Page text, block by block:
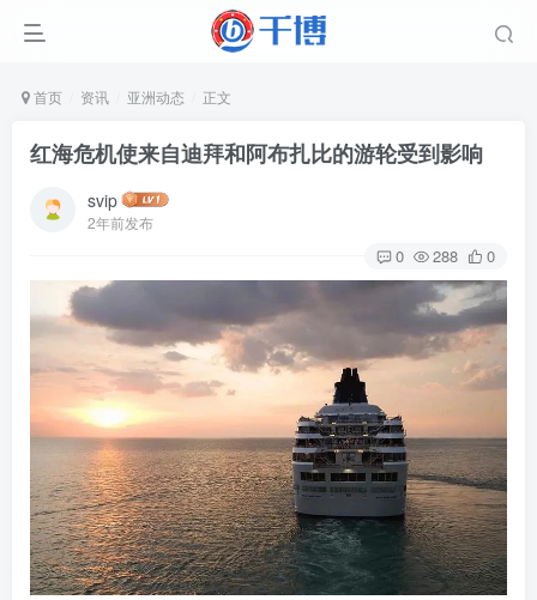
首页 资讯 亚洲动态 正文
红海危机使来自迪拜和阿布扎比的游轮受到影响
svip
2年前发布
0 288 0